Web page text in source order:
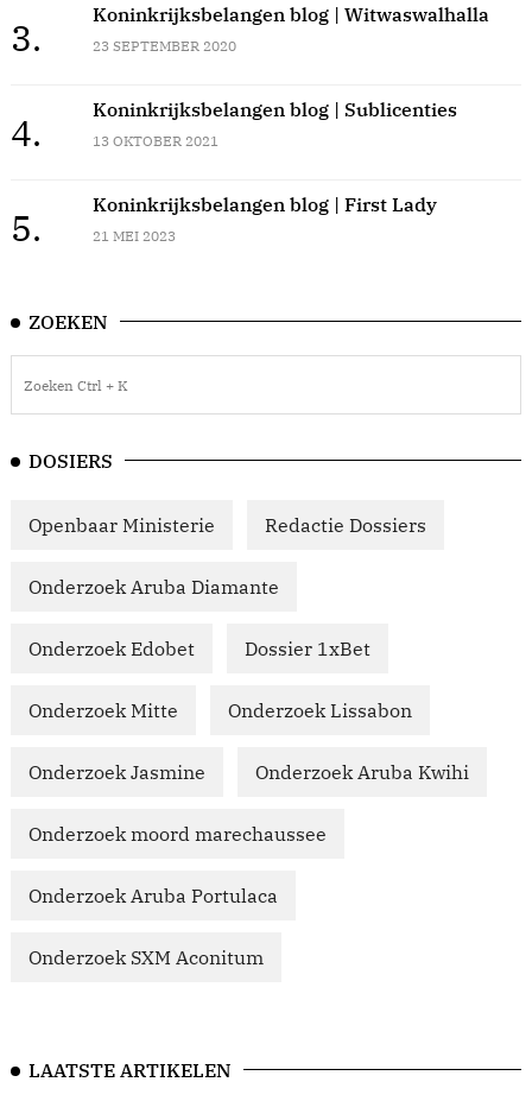
3.
Koninkrijksbelangen blog | Witwaswalhalla
23 SEPTEMBER 2020
4.
Koninkrijksbelangen blog | Sublicenties
13 OKTOBER 2021
5.
Koninkrijksbelangen blog | First Lady
21 MEI 2023
ZOEKEN
DOSIERS
Openbaar Ministerie Redactie Dossiers
Onderzoek Aruba Diamante
Onderzoek Edobet Dossier 1xBet
Onderzoek Mitte Onderzoek Lissabon
Onderzoek Jasmine Onderzoek Aruba Kwihi
Onderzoek moord marechaussee
Onderzoek Aruba Portulaca
Onderzoek SXM Aconitum
LAATSTE ARTIKELEN